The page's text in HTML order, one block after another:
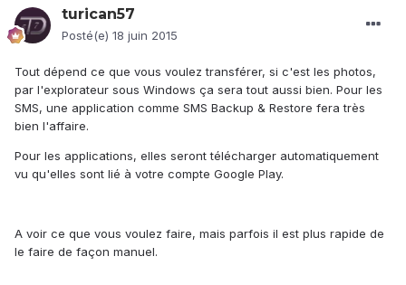
turican57
Posté(e) 18 juin 2015
Tout dépend ce que vous voulez transférer, si c'est les photos,
par l'explorateur sous Windows ça sera tout aussi bien. Pour les
SMS, une application comme SMS Backup & Restore fera très
bien l'affaire.
Pour les applications, elles seront télécharger automatiquement
vu qu'elles sont lié à votre compte Google Play.
A voir ce que vous voulez faire, mais parfois il est plus rapide de
le faire de façon manuel.